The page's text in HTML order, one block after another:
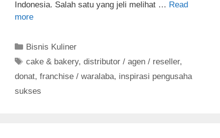
Indonesia. Salah satu yang jeli melihat … Read
more
C
a
g
Bisnis Kuliner
T
a
cake & bakery,distributor / agen / reseller,
donat, franchise / waralaba, inspirasi pengusaha
sukses